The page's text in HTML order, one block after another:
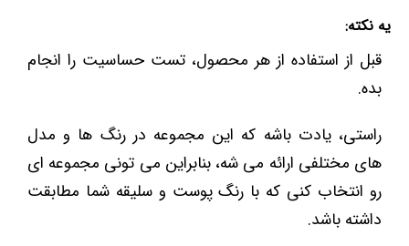
یه نکته:
قبل از استفاده از هر محصول، تست حساسیت را انجام
بده.
راستی، یادت باشه که این مجموعه در رنگ ها و مدل
های مختلفی ارائه می شه، بنابراین می تونی مجموعه ای
رو انتخاب کنی که با رنگ پوست و سلیقه شما مطابقت
داشته باشد.